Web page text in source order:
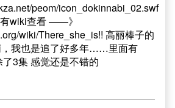
peom/icon_dokinnabi_02.swf
wiki查看 ——》
wiki/There_she_is!! 高丽棒子的
，我也是追了好多年……里面有
3集 感觉还是不错的